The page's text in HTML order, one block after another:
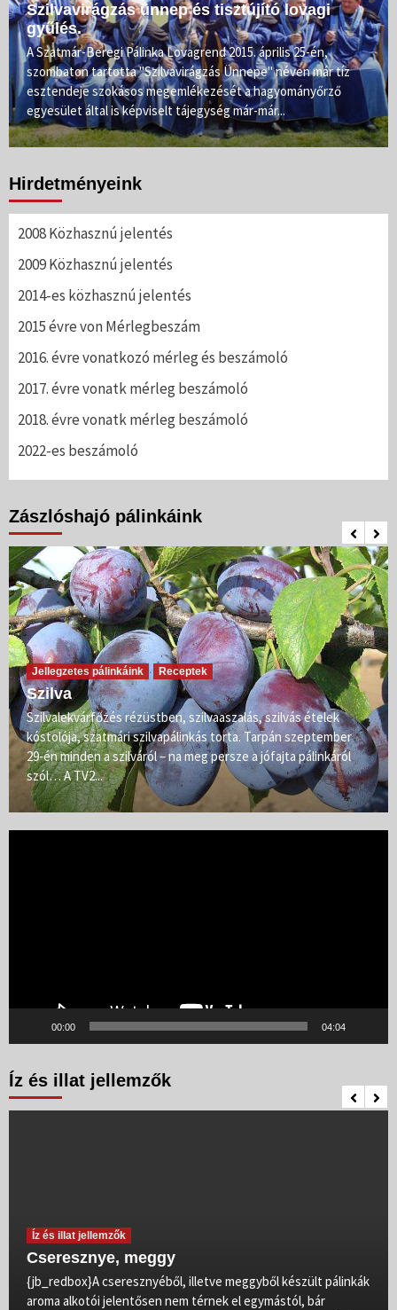
Szilvavirágzás ünnep és tisztújító lovagi
gyűlés.
A Szatmár-Beregi Pálinka Lovagrend 2015. április 25-én,
szombaton tartotta "Szilvavirágzás Ünnepe" néven már tíz
esztendeje szokásos megemlékezését a hagyományőrző
egyesület által is képviselt tájegység már-már...
Hirdetményeink
2008 Közhasznú jelentés
2009 Közhasznú jelentés
2014-es közhasznú jelentés
2015 évre von Mérlegbeszám
2016. évre vonatkozó mérleg és beszámoló
2017. évre vonatk mérleg beszámoló
2018. évre vonatk mérleg beszámoló
2022-es beszámoló
Zászlóshajó pálinkáink
Jellegzetes pálinkáink Receptek
Szilva
Szilvalekvárfőzés rézüstben, szilvaaszalás, szilvás ételek
kóstolója, szatmári szilvapálinkás torta. Tarpán szeptember
29-én minden a szilváról – na meg persze a jófajta pálinkáról
szól… A TV2...
00:00 04:04
Íz és illat jellemzők
Íz és illat jellemzők
Cseresznye, meggy
{jb_redbox}A cseresznyéből, illetve meggyből készült pálinkák
aroma alkotói jelentősen nem térnek el egymástól, bár